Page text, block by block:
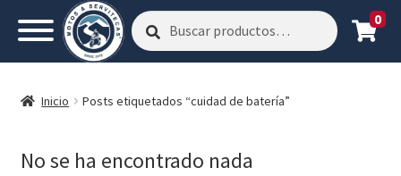
Buscar
por:
Buscar 0
Inicio Posts etiquetados “cuidad de batería”
No se ha encontrado nada